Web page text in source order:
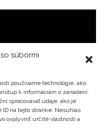
súbormi
používame technológie, ako
k informáciám o zariadení.
spracovávať údaje, ako je
ID na tejto stránke. Nesúhlas
ovplyvniť určité vlastnosti a
osobných údajov